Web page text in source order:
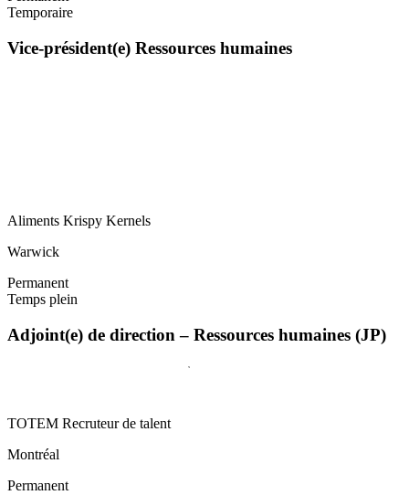
Temporaire
Vice-président(e) Ressources humaines
Aliments Krispy Kernels
Warwick
Permanent
Temps plein
Adjoint(e) de direction – Ressources humaines (JP)
TOTEM Recruteur de talent
Montréal
Permanent